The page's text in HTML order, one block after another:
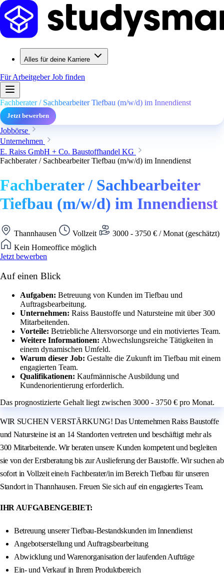
Alles für deine Karriere
Für ArbeitgeberJob finden
Fachberater / Sachbearbeiter Tiefbau (m/w/d) im Innendienst
Jetzt bewerben
Jobbörse
Unternehmen
E. Raiss GmbH + Co. Baustoffhandel KG
Fachberater / Sachbearbeiter Tiefbau (m/w/d) im Innendienst
Fachberater / Sachbearbeiter
Tiefbau (m/w/d) im Innendienst
Thannhausen Vollzeit
3000 - 3750 € / Monat (geschätzt)
Kein Homeoffice möglich
Jetzt bewerben
Auf einen Blick
Aufgaben: Betreuung von Kunden im Tiefbau und
Auftragsbearbeitung.
Unternehmen: Raiss Baustoffe und Natursteine mit über 300
Mitarbeitenden.
Vorteile: Betriebliche Altersvorsorge und ein motiviertes Team.
Weitere Informationen: Abwechslungsreiche Tätigkeiten in
einem dynamischen Umfeld.
Warum dieser Job: Gestalte die Zukunft im Tiefbau mit einem
engagierten Team.
Qualifikationen: Kaufmännische Ausbildung und
Kundenorientierung erforderlich.
Das prognostizierte Gehalt liegt zwischen 3000 - 3750 € pro Monat.
WIR SUCHEN VERSTÄRKUNG! Das Unternehmen Raiss Baustoffe
und Natursteine ist an 14 Standorten vertreten und beschäftigt mehr als
300 Mitarbeitende. Wir beraten unsere Kunden kompetent und begleiten
sie von der Erstberatung bis zur Auslieferung der Baustoffe. Wir suchen ab
sofort in Vollzeit eine/n Fachberater/in im Bereich Tiefbau für unseren
Standort in Thannhausen. Freuen Sie sich auf ein engagiertes Team.
IHR AUFGABENGEBIET:
Betreuung unserer Tiefbau-Bestandskunden im Innendienst
Angebotserstellung und Auftragsbearbeitung
Abwicklung und Warenorganisation der laufenden Aufträge
Ein- und Verkauf in Ihrem Produktbereich